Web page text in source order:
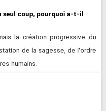
seul coup, pourquoi a-t-il
la création progressive du
de la sagesse, de l’ordre
humains.